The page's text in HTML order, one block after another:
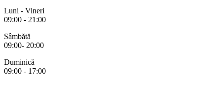
Luni - Vineri
09:00 - 21:00
Sâmbătă
09:00- 20:00
Duminică
09:00 - 17:00